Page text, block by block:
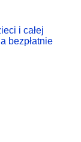
i całej
bezpłatnie